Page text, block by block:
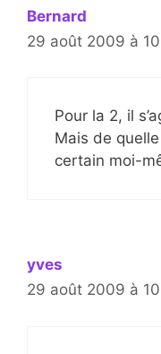
Bernard
29 août 2009 à
Pour la 2, il
Mais de
certain moi-
yves
29 août 2009 à